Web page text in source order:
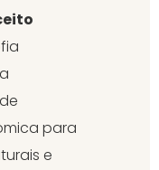
para
e